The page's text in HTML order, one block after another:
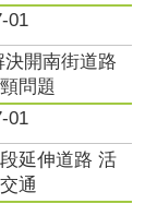
01
開南街道路
問題
01
延伸道路 活
通